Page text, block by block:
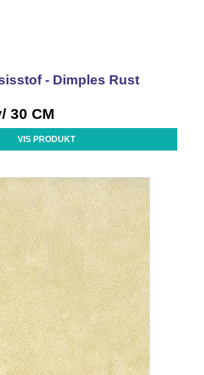
- Dimples Rust
30 CM
VIS PRODUKT